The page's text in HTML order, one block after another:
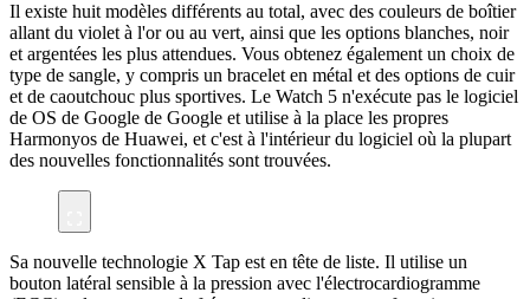
Il existe huit modèles différents au total, avec des couleurs de boîtier
allant du violet à l'or ou au vert, ainsi que les options blanches, noir
et argentées les plus attendues. Vous obtenez également un choix de
type de sangle, y compris un bracelet en métal et des options de cuir
et de caoutchouc plus sportives. Le Watch 5 n'exécute pas le logiciel
de OS de Google de Google et utilise à la place les propres
Harmonyos de Huawei, et c'est à l'intérieur du logiciel où la plupart
des nouvelles fonctionnalités sont trouvées.
Sa nouvelle technologie X Tap est en tête de liste. Il utilise un
bouton latéral sensible à la pression avec l'électrocardiogramme